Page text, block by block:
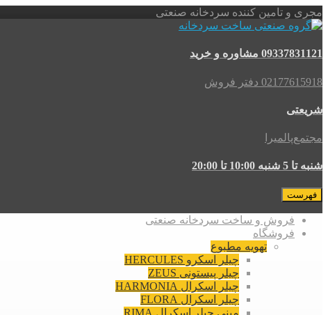
مجری و تامین کننده سردخانه صنعتی
09337831121 مشاوره و خرید
02177615918 دفتر فروش
شریعتی
مجتمع‌پالمیرا
شنبه تا 5 شنبه 10:00 تا 20:00
فهرست
فروش و ساخت سردخانه صنعتی
فروشگاه
تهویه مطبوع
چیلر اسکرو HERCULES
چیلر پیستونی ZEUS
چیلر اسکرال HARMONIA
چیلر اسکرال FLORA
مینی چیلر اسکرال RIMA